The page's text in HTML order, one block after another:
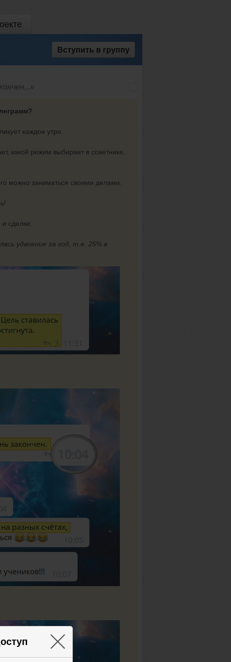
×
Вступить в группу
каждое утро.
какой режим выбирает в советнике,
можно заниматься своими делами.
сделки:
удвоение за год, т.е. 25% в